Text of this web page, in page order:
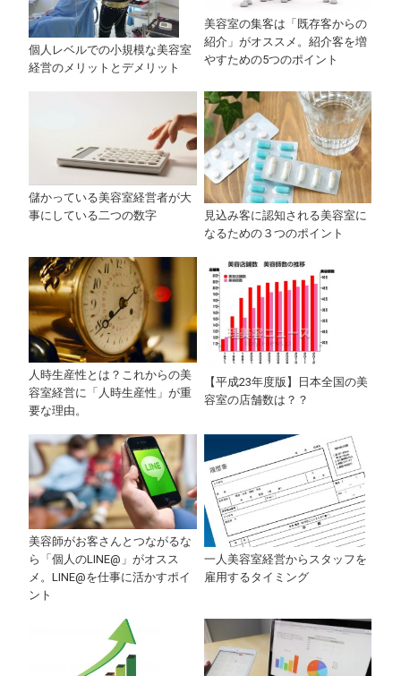
個人レベルでの小規模な美容室
経営のメリットとデメリット
美容室の集客は「既存客からの
紹介」がオススメ。紹介客を増
やすための5つのポイント
儲かっている美容室経営者が大
事にしている二つの数字
見込み客に認知される美容室に
なるための３つのポイント
人時生産性とは？これからの美
容室経営に「人時生産性」が重
要な理由。
【平成23年度版】日本全国の美
容室の店舗数は？？
美容師がお客さんとつながるな
ら「個人のLINE@」がオスス
メ。LINE@を仕事に活かすポイ
ント
一人美容室経営からスタッフを
雇用するタイミング